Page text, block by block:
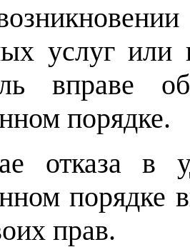
услуг или
вправе
порядке.
отказа в
порядке
прав.